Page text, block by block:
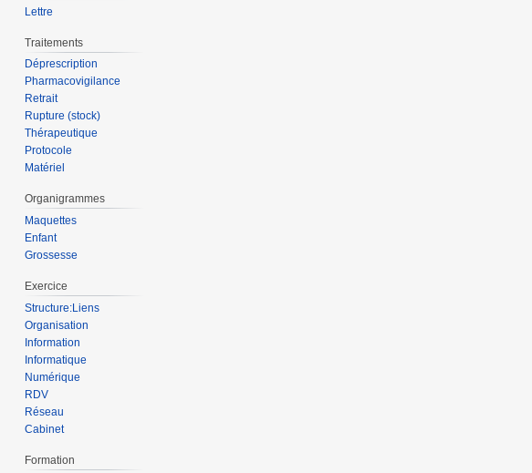
Lettre
Traitements
Déprescription
Pharmacovigilance
Retrait
Rupture (stock)
Thérapeutique
Protocole
Matériel
Organigrammes
Maquettes
Enfant
Grossesse
Exercice
Structure:Liens
Organisation
Information
Informatique
Numérique
RDV
Réseau
Cabinet
Formation